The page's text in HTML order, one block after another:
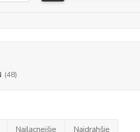
(48)
Najlacnejšie Najdrahšie